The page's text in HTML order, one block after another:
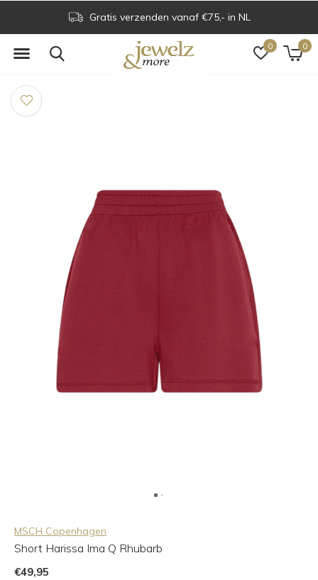
0 0
Gratis verzenden vanaf €75,- in NL
MSCH Copenhagen
Short Harissa Ima Q Rhubarb
€49,95